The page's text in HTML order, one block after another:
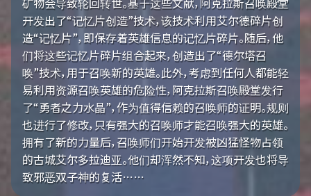
开发出了“记忆片创造”技术，该技术利用艾尔德碎片创
造“记忆片”，即保存着英雄信息的记忆片碎片。随后，他
们将这些记忆片碎片组合起来，创造出了“德尔塔召
唤”技术，用于召唤新的英雄。此外，考虑到任何人都能轻
易利用资源召唤英雄的危险性，阿克拉斯召唤殿堂发行
了“勇者之力水晶”，作为值得信赖的召唤师的证明。规则
也进行了修改，只有强大的召唤师才能召唤强大的英雄。
拥有了新的力量后，召唤师们开始开发被凶猛怪物占领
的古城艾尔多拉迪亚。他们却浑然不知，这项开发也将导
致邪恶双子神的复活……